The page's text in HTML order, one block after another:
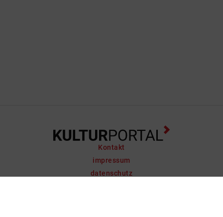
Kontakt
impressum
datenschutz